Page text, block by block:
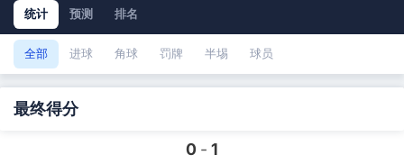
统计 预测 排名
全部 进球 角球 罚牌 半埸 球员
最终得分
0 - 1